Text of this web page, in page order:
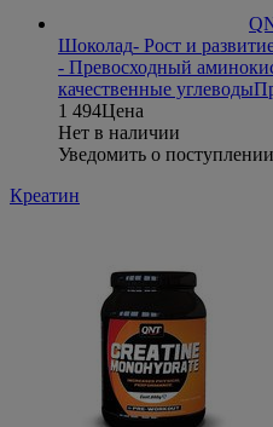
Шоколад- Рост и
- Превосходный
качественные углеводы
1 494Цена
Нет в наличии
Уведомить о поступлении
Креатин